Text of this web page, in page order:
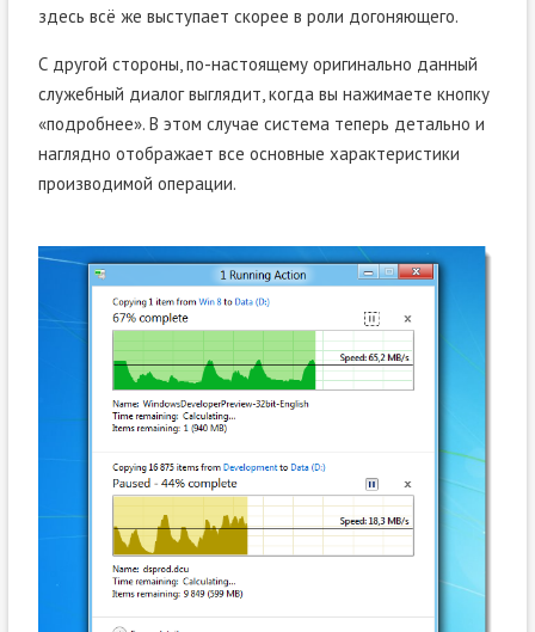
здесь всё же выступает скорее в роли догоняющего.
С другой стороны, по-настоящему оригинально данный
служебный диалог выглядит, когда вы нажимаете кнопку
«подробнее». В этом случае система теперь детально и
наглядно отображает все основные характеристики
производимой операции.